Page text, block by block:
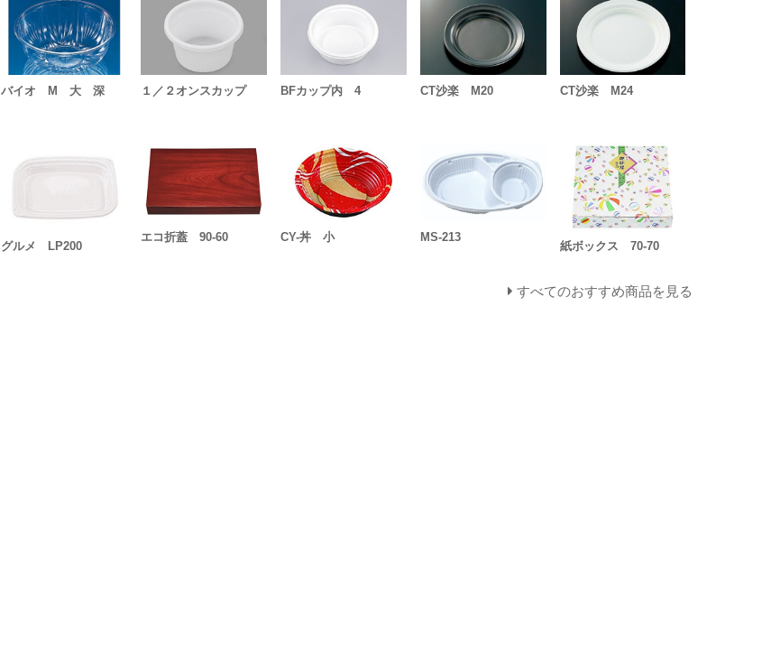
バイオ M 大 深 １／２オンスカップ BFカップ内 4 CT沙楽 M20 CT沙楽 M24
グルメ LP200
エコ折蓋 90-60 CY-丼 小 MS-213
紙ボックス 70-70
すべてのおすすめ商品を見る